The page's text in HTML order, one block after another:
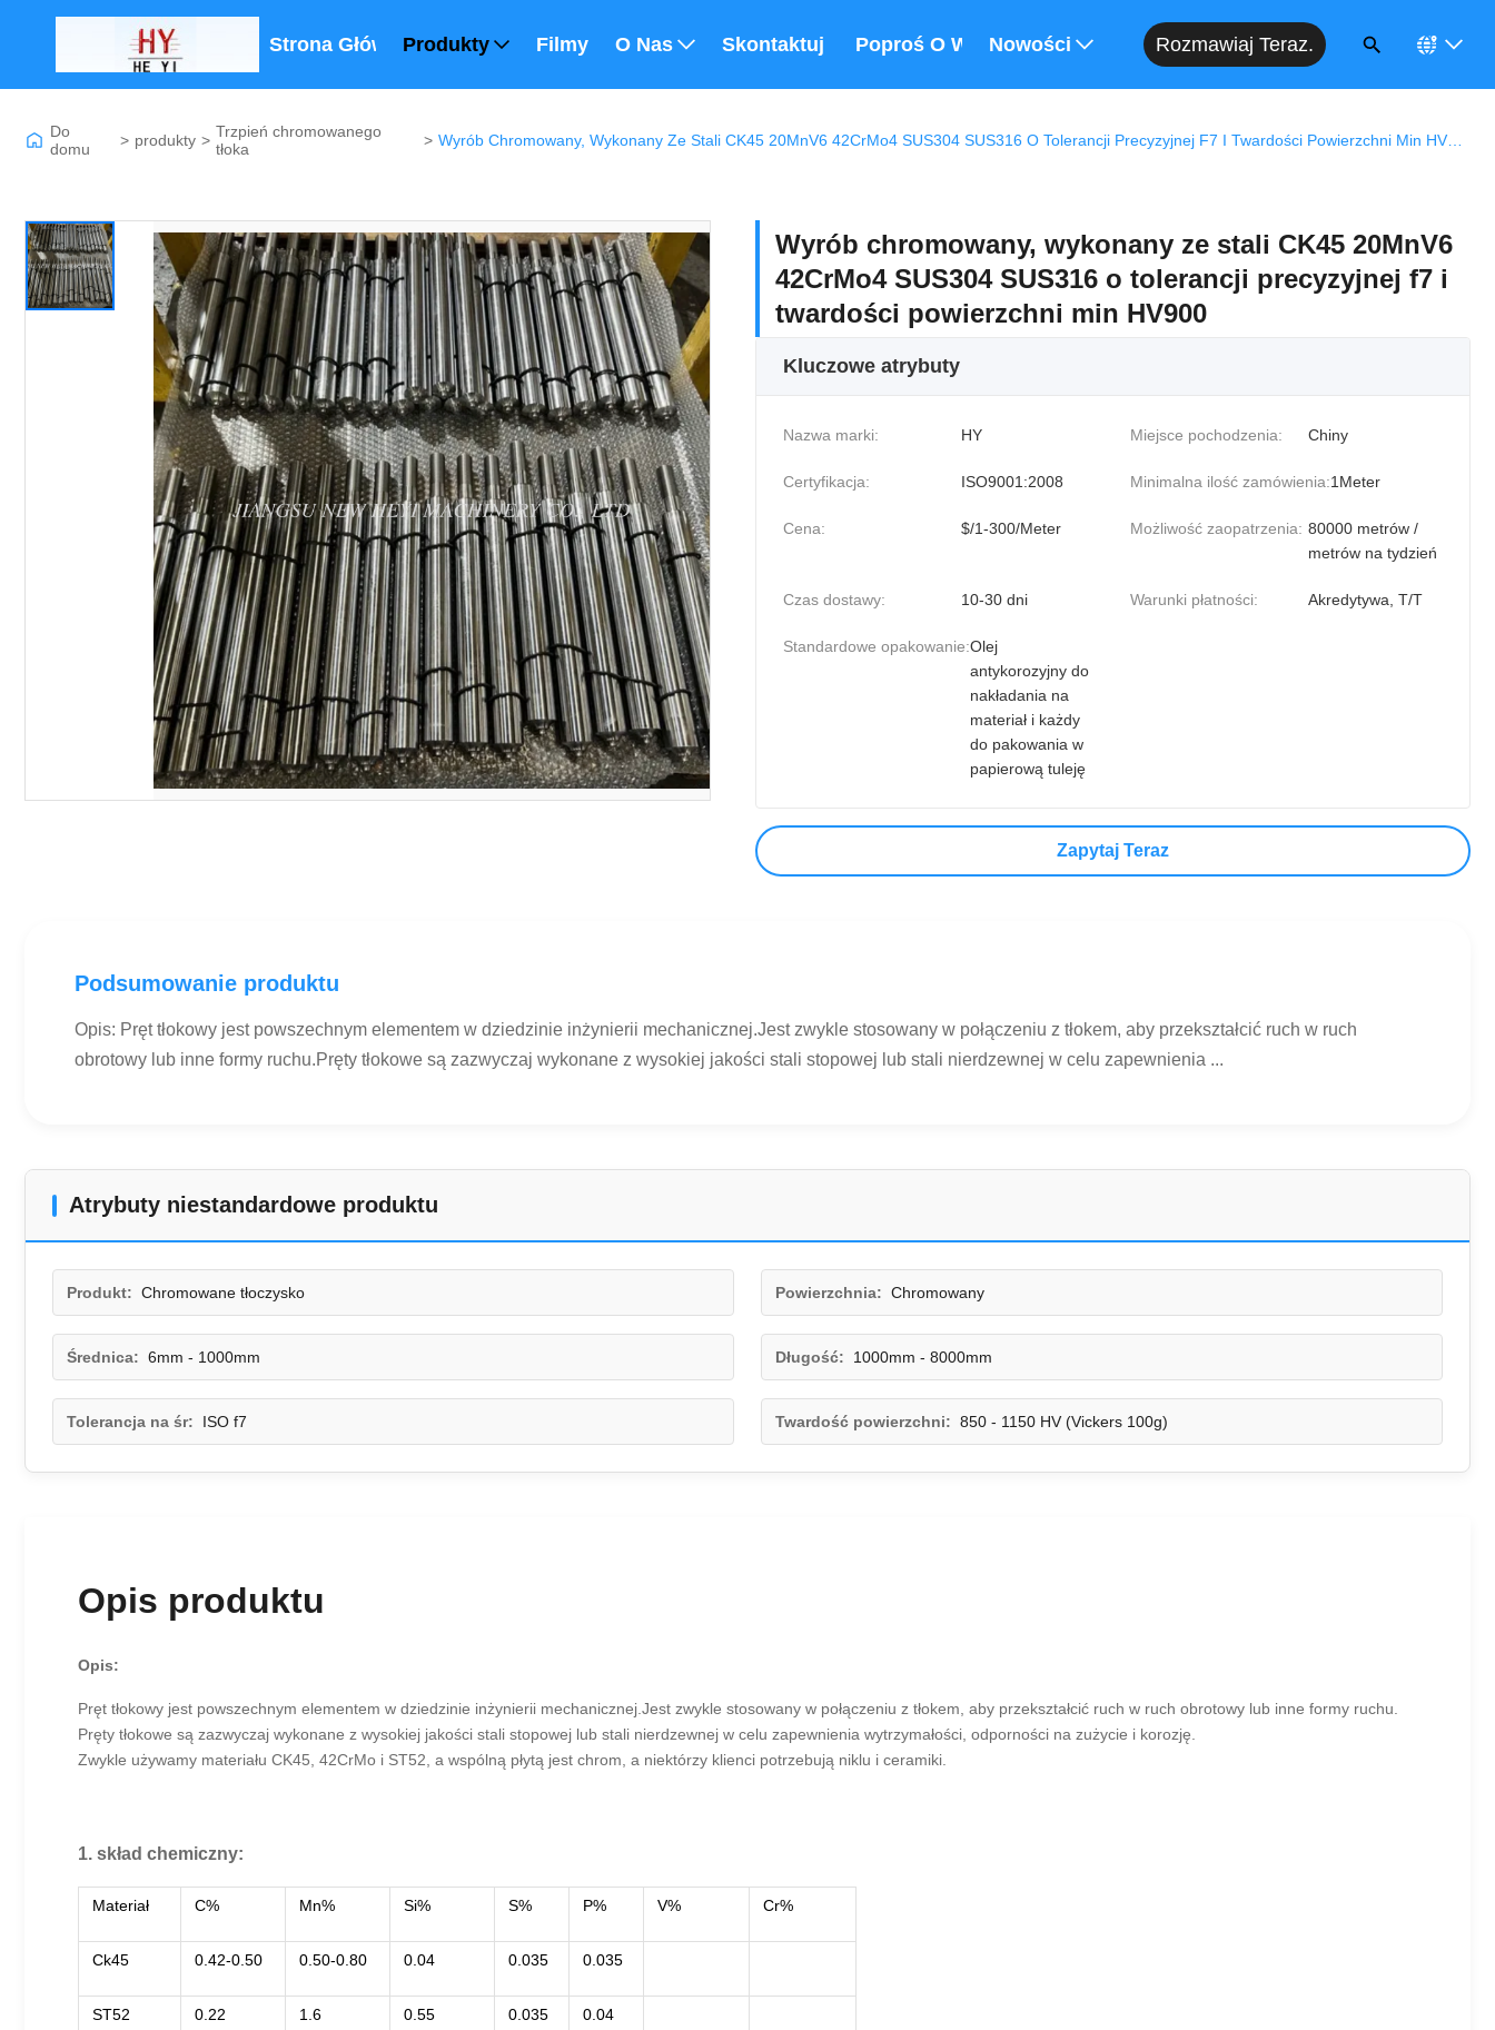
Strona GłównaProdukty Filmy O Nas Skontaktuj Się Z NamiPoproś O WycenęNowości Rozmawiaj Teraz.
Do
domu
> produkty > Trzpień chromowanego
tłoka
>
Wyrób chromowany, wykonany ze stali CK45 20MnV6
42CrMo4 SUS304 SUS316 o tolerancji precyzyjnej f7 i
twardości powierzchni min HV900
Kluczowe atrybuty
Nazwa marki: HY Miejsce pochodzenia: Chiny
Certyfikacja: ISO9001:2008 Minimalna ilość zamówienia:1Meter
Cena: $/1-300/Meter Możliwość zaopatrzenia: 80000 metrów /
metrów na tydzień
Czas dostawy: 10-30 dni Warunki płatności: Akredytywa, T/T
Standardowe opakowanie:Olej
antykorozyjny do
nakładania na
materiał i każdy
do pakowania w
papierową tuleję
Zapytaj Teraz
Podsumowanie produktu
Opis: Pręt tłokowy jest powszechnym elementem w dziedzinie inżynierii mechanicznej.Jest zwykle stosowany w połączeniu z tłokem, aby przekształcić ruch w ruch
obrotowy lub inne formy ruchu.Pręty tłokowe są zazwyczaj wykonane z wysokiej jakości stali stopowej lub stali nierdzewnej w celu zapewnienia ...
Atrybuty niestandardowe produktu
Produkt: Chromowane tłoczysko Powierzchnia: Chromowany
Średnica: 6mm - 1000mm Długość: 1000mm - 8000mm
Tolerancja na śr: ISO f7 Twardość powierzchni: 850 - 1150 HV (Vickers 100g)
Opis produktu
Opis:
Pręt tłokowy jest powszechnym elementem w dziedzinie inżynierii mechanicznej.Jest zwykle stosowany w połączeniu z tłokem, aby przekształcić ruch w ruch obrotowy lub inne formy ruchu.
Pręty tłokowe są zazwyczaj wykonane z wysokiej jakości stali stopowej lub stali nierdzewnej w celu zapewnienia wytrzymałości, odporności na zużycie i korozję.
Zwykle używamy materiału CK45, 42CrMo i ST52, a wspólną płytą jest chrom, a niektórzy klienci potrzebują niklu i ceramiki.
1. skład chemiczny:
Materiał C% Mn% Si% S% P% V% Cr%
Ck45 0.42-0.50 0.50-0.80 0.04 0.035 0.035
ST52 0.22 1.6 0.55 0.035 0.04